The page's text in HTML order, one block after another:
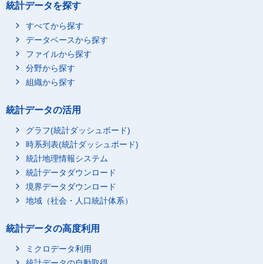
統計データを探す
すべてから探す
データベースから探す
ファイルから探す
分野から探す
組織から探す
統計データの活用
グラフ(統計ダッシュボード)
時系列表(統計ダッシュボード)
統計地理情報システム
統計データダウンロード
境界データダウンロード
地域（社会・人口統計体系）
統計データの高度利用
ミクロデータ利用